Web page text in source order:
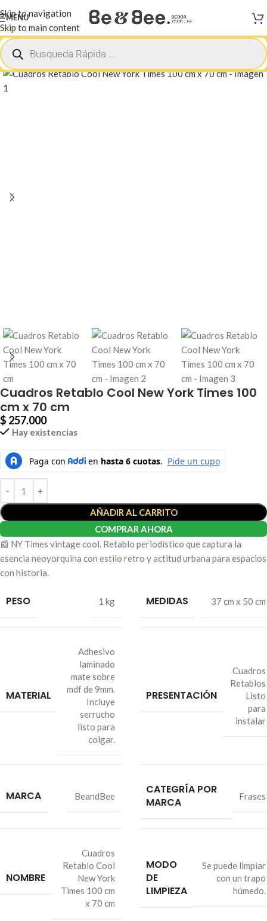
Skip to navigation
Skip to main content
MENU
Inicio Frases
Cuadros Retablo Cool New York Times 100
cm x 70 cm
$ 257.000
Hay existencias
AÑADIR AL CARRITO
COMPRAR AHORA
📰 NY Times vintage cool. Retablo periodístico que captura la
esencia neoyorquina con estilo retro y actitud urbana para espacios
con historia.
PESO 1 kg MEDIDAS 37 cm x 50 cm
MATERIAL
Adhesivo
laminado
mate sobre
mdf de 9mm.
Incluye
serrucho
listo para
colgar.
PRESENTACIÓN
Cuadros
Retablos
Listo
para
instalar
MARCA BeandBee
CATEGRÍA POR
MARCA
Frases
NOMBRE
Cuadros
Retablo Cool
New York
Times 100 cm
x 70 cm
MODO
DE
LIMPIEZA
Se puede limpiar
con un trapo
húmedo.